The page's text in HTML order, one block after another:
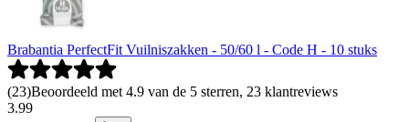
Brabantia PerfectFit Vuilniszakken - 50/60 l - Code H - 10 stuks
(23)Beoordeeld met 4.9 van de 5 sterren, 23 klantreviews
3.99